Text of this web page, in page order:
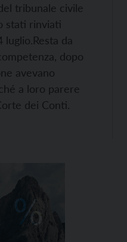
tribunale civile
stati rinviati
luglio.Resta da
dopo
avevano
a loro parere
dei Conti.